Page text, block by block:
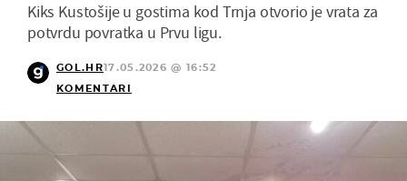
Kiks Kustošije u gostima kod Trnja otvorio je vrata za
potvrdu povratka u Prvu ligu.
GOL.HR17.05.2026 @ 16:52
KOMENTARI